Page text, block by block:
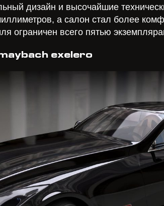
дизайн и высочайшие
а салон стал более
ограничен всего пятью
exelero